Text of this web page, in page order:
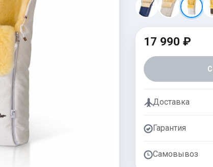
17 990 ₽
Доставка
Гарантия
Самовывоз